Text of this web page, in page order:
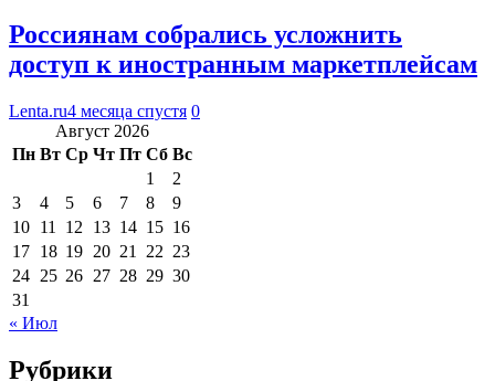
Россиянам собрались усложнить
доступ к иностранным маркетплейсам
Lenta.ru4 месяца спустя 0
Август 2026
Пн Вт Ср Чт Пт Сб Вс
1
2
3
4 5 6 7 8
9
10 11 12 13 14 15 16
17 18 19 20 21 22 23
24 25 26 27 28 29 30
31
« Июл
Рубрики